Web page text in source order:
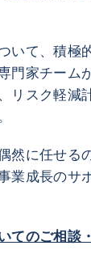
いて、積極
門家チーム
リスク軽減
然に任せる
業成長のサ
てのご相談